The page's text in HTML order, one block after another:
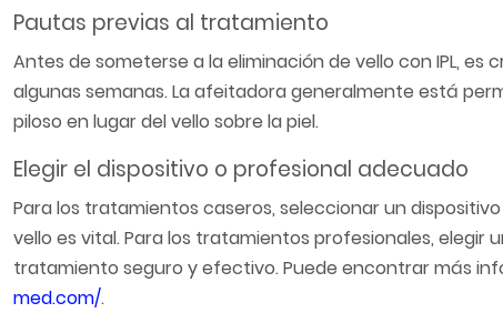
Pautas previas al tratamiento
Antes de someterse a la eliminación de vello con IPL,
algunas semanas. La afeitadora generalmente está
piloso en lugar del vello sobre la piel.
Elegir el dispositivo o profesional adecuado
Para los tratamientos caseros, seleccionar un
vello es vital. Para los tratamientos profesionales,
tratamiento seguro y efectivo. Puede encontrar más
med.com/.